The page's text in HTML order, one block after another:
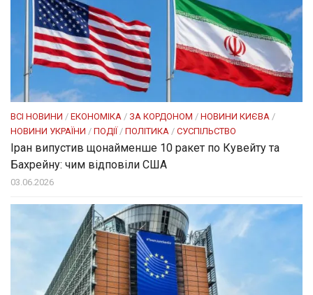
ВСІ НОВИНИ / ЕКОНОМІКА / ЗА КОРДОНОМ / НОВИНИ КИЄВА /
НОВИНИ УКРАЇНИ / ПОДІЇ / ПОЛІТИКА / СУСПІЛЬСТВО
Іран випустив щонайменше 10 ракет по Кувейту та
Бахрейну: чим відповіли США
03.06.2026